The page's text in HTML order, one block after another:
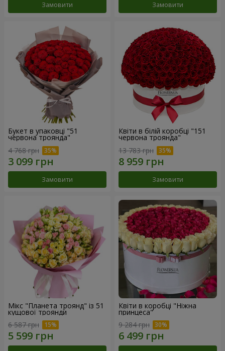
Замовити Замовити
Букет в упаковці "51
червона троянда"
4 768 грн
Замовити
Квіти в білій коробці "151
червона троянда"
13 783 грн
Замовити
Мікс "Планета троянд" із 51
кущової троянди
6 587 грн
Квіти в коробці "Ніжна
принцеса"
9 284 грн